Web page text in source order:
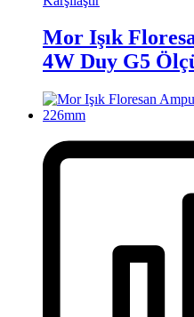
Mor Işık
4W Duy G5